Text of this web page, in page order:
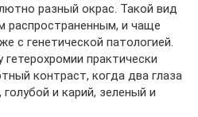
разный окрас. Такой вид
распространенным, и чаще
с генетической патологией.
практически
контраст, когда два глаза
и карий, зеленый и